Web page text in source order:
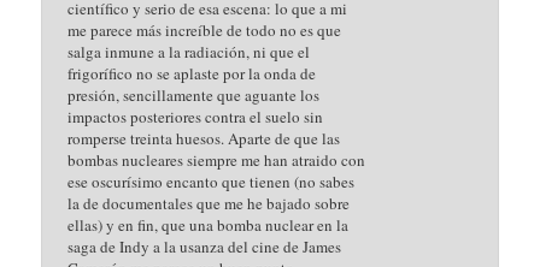
científico y serio de esa escena: lo que a mi
me parece más increíble de todo no es que
salga inmune a la radiación, ni que el
frigorífico no se aplaste por la onda de
presión, sencillamente que aguante los
impactos posteriores contra el suelo sin
romperse treinta huesos. Aparte de que las
bombas nucleares siempre me han atraido con
ese oscurísimo encanto que tienen (no sabes
la de documentales que me he bajado sobre
ellas) y en fin, que una bomba nuclear en la
saga de Indy a la usanza del cine de James